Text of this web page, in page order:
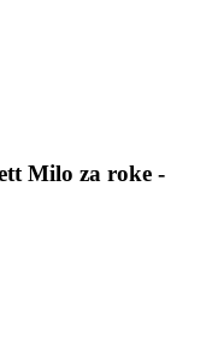
Milo za roke -